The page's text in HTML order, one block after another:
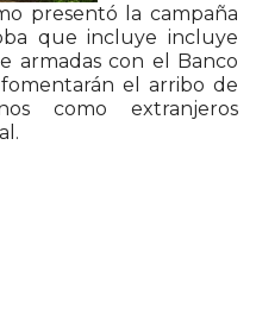
presentó la campaña
que incluye incluye
armadas con el Banco
el arribo de
como extranjeros